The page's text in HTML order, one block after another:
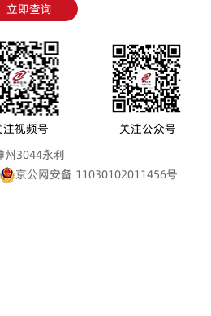
立即查询
注视频号
关注公众号
州3044永利
京公网安备 11030102011456号